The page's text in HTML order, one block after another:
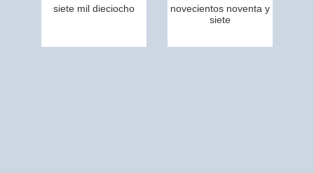
siete mil dieciocho
novecientos noventa y
siete